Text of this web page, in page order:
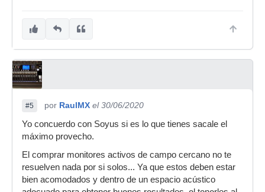
#5 por RaulMX el 30/06/2020
Yo concuerdo con Soyus si es lo que tienes sacale el
máximo provecho.
El comprar monitores activos de campo cercano no te
resuelven nada por si solos... Ya que estos deben estar
bien acomodados y dentro de un espacio acústico